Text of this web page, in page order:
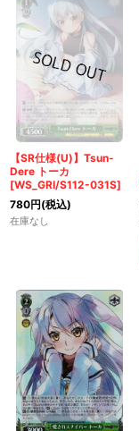
【SR仕様(U)】Tsun-
Dere トーカ
[WS_GRI/S112-031S]
780円(税込)
在庫なし